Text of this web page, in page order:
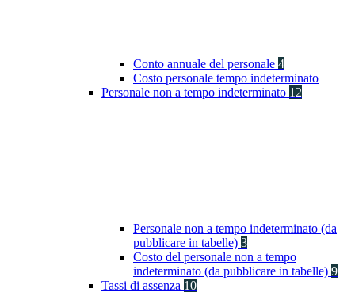
Conto annuale del personale 4
Costo personale tempo indeterminato
Personale non a tempo indeterminato 12
Personale non a tempo indeterminato (da
pubblicare in tabelle) 3
Costo del personale non a tempo
indeterminato (da pubblicare in tabelle) 9
Tassi di assenza 10